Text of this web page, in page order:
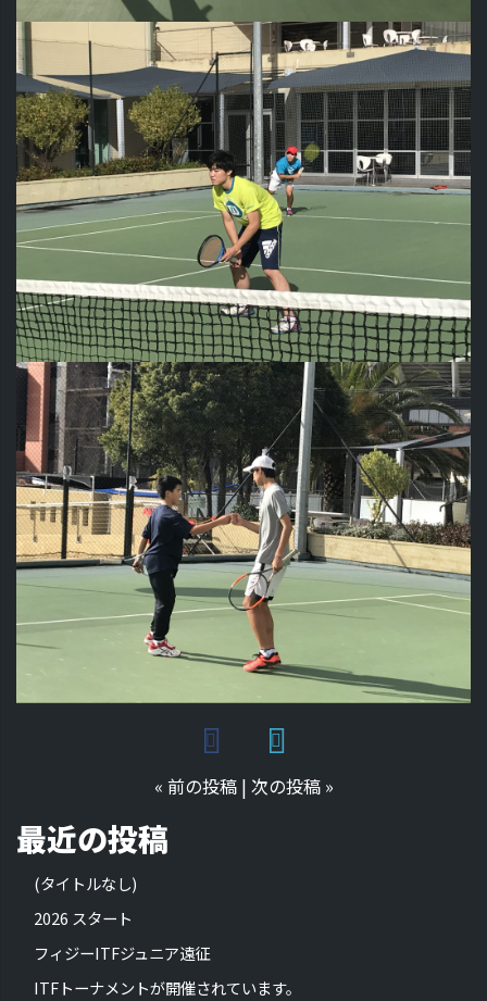
« 前の投稿| 次の投稿»
最近の投稿
(タイトルなし)
2026 スタート
フィジーITFジュニア遠征
ITFトーナメントが開催されています。